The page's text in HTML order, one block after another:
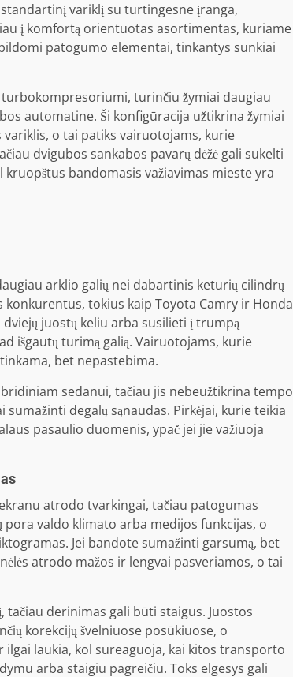
variklį su turtingesne įranga,
į komfortą orientuotas asortimentas, kuriame
patogumo elementai, tinkantys sunkiai
turinčiu žymiai daugiau
automatine. Ši konfigūracija užtikrina žymiai
variklis, o tai patiks vairuotojams, kurie
dvigubos sankabos pavarų dėžė gali sukelti
bandomasis važiavimas mieste yra
arklio galių nei dabartinis keturių cilindrų
tokius kaip Toyota Camry ir Honda
juostų keliu arba susilieti į trumpą
išgautų turimą galią. Vairuotojams, kurie
bet nepastebima.
sedanui, tačiau jis nebeužtikrina tempo
degalų sąnaudas. Pirkėjai, kurie teikia
pasaulio duomenis, ypač jei jie važiuoja
atrodo tvarkingai, tačiau patogumas
valdo klimato arba medijos funkcijas, o
Jei bandote sumažinti garsumą, bet
atrodo mažos ir lengvai pasveriamos, o tai
derinimas gali būti staigus. Juostos
korekcijų švelniuose posūkiuose, o
laukia, kol sureaguoja, kai kitos transporto
arba staigiu pagreičiu. Toks elgesys gali